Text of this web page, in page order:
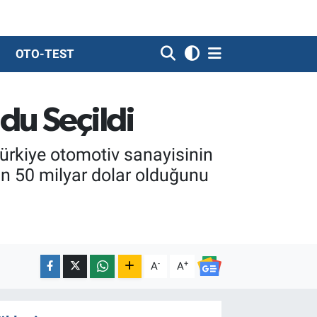
OTO-TEST
Seçildi
otomotiv sanayisinin
50 milyar dolar olduğunu
A- A+